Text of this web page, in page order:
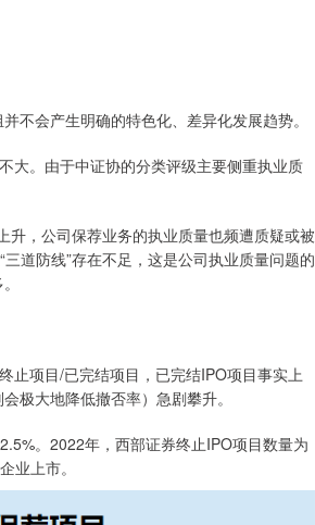
会产生明确的特色化、差异化发展趋势。
。由于中证协的分类评级主要侧重执业质
，公司保荐业务的执业质量也频遭质疑或被
道防线”存在不足，这是公司执业质量问题的
项目/已完结项目，已完结IPO项目事实上
极大地降低撤否率）急剧攀升。
。2022年，西部证券终止IPO项目数量为
业上市。